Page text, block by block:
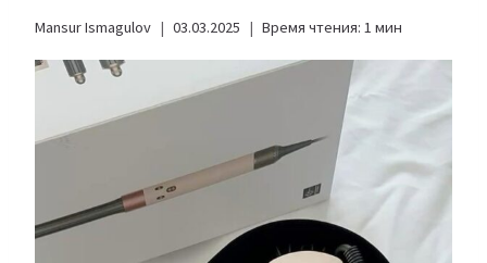
Mansur Ismagulov 03.03.2025 Время чтения: 1 мин